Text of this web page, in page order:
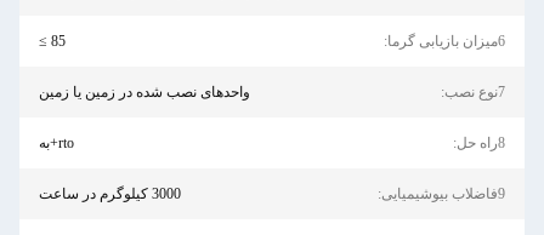
6میزان بازیابی گرما: 85 ≥
7نوع نصب: واحدهای نصب شده در زمین یا زمین
8راه حل: rto+به
9فاضلاب بیوشیمیایی: 3000 کیلوگرم در ساعت